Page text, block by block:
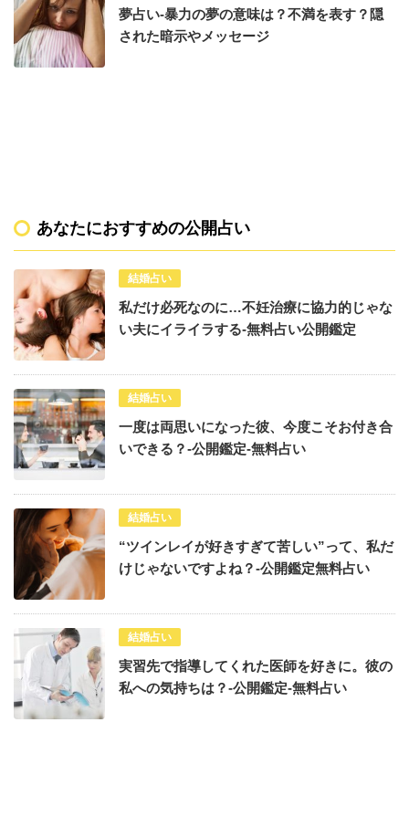
夢占い-暴力の夢の意味は？不満を表す？隠
された暗示やメッセージ
あなたにおすすめの公開占い
結婚占い
私だけ必死なのに…不妊治療に協力的じゃな
い夫にイライラする-無料占い公開鑑定
結婚占い
一度は両思いになった彼、今度こそお付き合
いできる？-公開鑑定-無料占い
結婚占い
“ツインレイが好きすぎて苦しい”って、私だ
けじゃないですよね？-公開鑑定無料占い
結婚占い
実習先で指導してくれた医師を好きに。彼の
私への気持ちは？-公開鑑定-無料占い